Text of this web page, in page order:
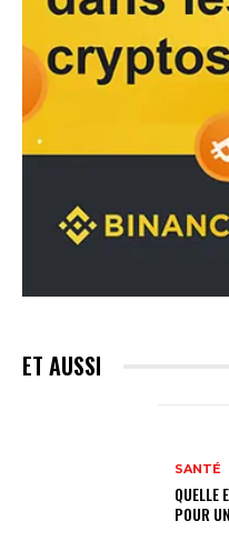
ET AUSSI
SANTÉ
QUELLE
POUR